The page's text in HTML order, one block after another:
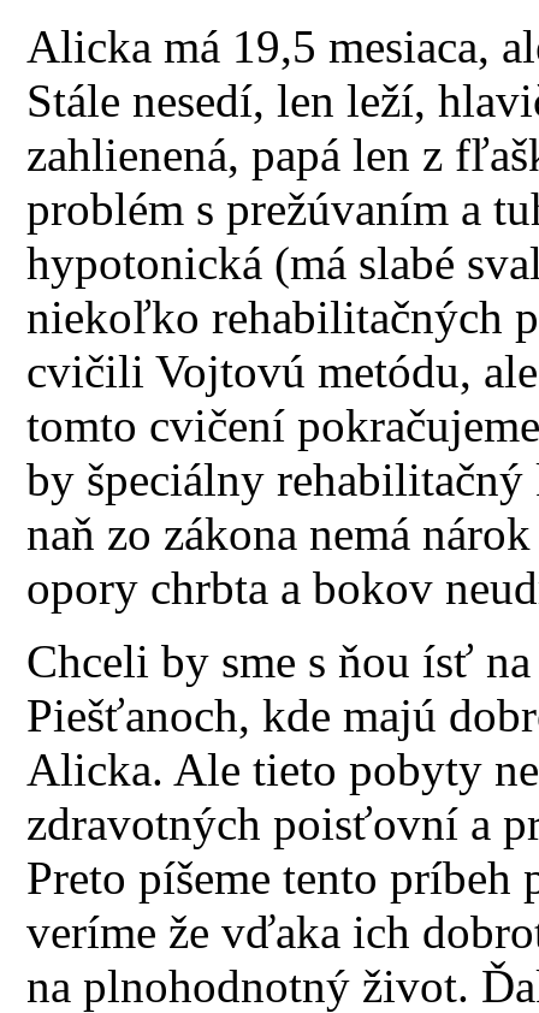
Alicka má 19,5 mesiaca,
Stále nesedí, len leží,
zahlienená, papá len z
problém s prežúvaním a
hypotonická (má slabé
niekoľko rehabilitačných
cvičili Vojtovú metódu,
tomto cvičení
by špeciálny
naň zo zákona nemá
opory chrbta a bokov
Chceli by sme s ňou ísť
Piešťanoch, kde majú
Alicka. Ale tieto pobyty
zdravotných poisťovní a
Preto píšeme tento
veríme že vďaka ich
na plnohodnotný život.